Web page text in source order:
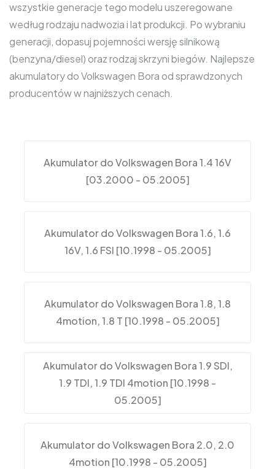
wszystkie generacje tego modelu uszeregowane
według rodzaju nadwozia i lat produkcji. Po wybraniu
generacji, dopasuj pojemności wersję silnikową
(benzyna/diesel) oraz rodzaj skrzyni biegów. Najlepsze
akumulatory do Volkswagen Bora od sprawdzonych
producentów w najniższych cenach.
Akumulator do Volkswagen Bora 1.4 16V
[03.2000 - 05.2005]
Akumulator do Volkswagen Bora 1.6, 1.6
16V, 1.6 FSI [10.1998 - 05.2005]
Akumulator do Volkswagen Bora 1.8, 1.8
4motion, 1.8 T [10.1998 - 05.2005]
Akumulator do Volkswagen Bora 1.9 SDI,
1.9 TDI, 1.9 TDI 4motion [10.1998 -
05.2005]
Akumulator do Volkswagen Bora 2.0, 2.0
4motion [10.1998 - 05.2005]